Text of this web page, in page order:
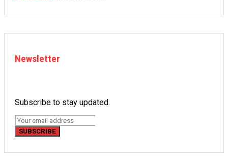
Newsletter
Subscribe to stay updated.
SUBSCRIBE